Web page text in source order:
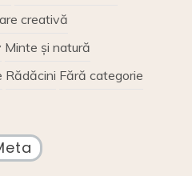
creativă
Minte și natură
Rădăcini Fără categorie